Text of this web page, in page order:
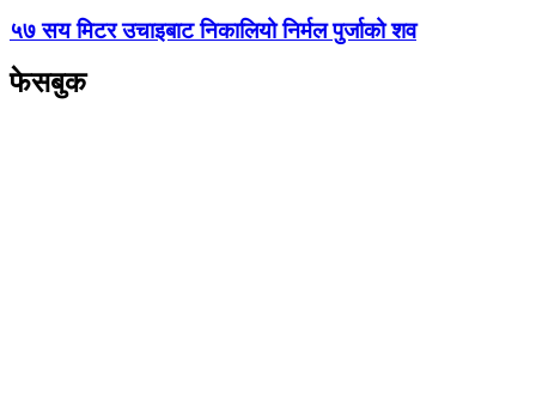
५७ सय मिटर उचाइबाट निकालियो निर्मल पुर्जाको शव
फेसबुक